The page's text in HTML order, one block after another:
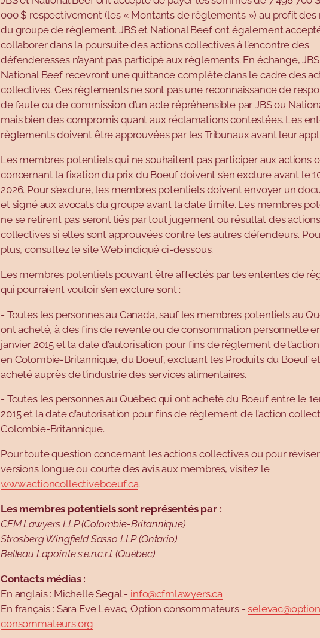
000 $ respectivement (les « Montants de règlements ») au profit des
du groupe de règlement. JBS et National Beef ont également
collaborer dans la poursuite des actions collectives à l’encontre des
défenderesses n’ayant pas participé aux règlements. En échange,
National Beef recevront une quittance complète dans le cadre des
collectives. Ces règlements ne sont pas une reconnaissance de
de faute ou de commission d’un acte répréhensible par JBS ou
mais bien des compromis quant aux réclamations contestées. Les
règlements doivent être approuvées par les Tribunaux avant leur
Les membres potentiels qui ne souhaitent pas participer aux actions
concernant la fixation du prix du Boeuf doivent s’en exclure avant le
2026. Pour s’exclure, les membres potentiels doivent envoyer un
et signé aux avocats du groupe avant la date limite. Les membres
ne se retirent pas seront liés par tout jugement ou résultat des actions
collectives si elles sont approuvées contre les autres défendeurs.
plus, consultez le site Web indiqué ci-dessous.
Les membres potentiels pouvant être affectés par les ententes de
qui pourraient vouloir s’en exclure sont :
- Toutes les personnes au Canada, sauf les membres potentiels au
ont acheté, à des fins de revente ou de consommation personnelle
janvier 2015 et la date d’autorisation pour fins de règlement de
en Colombie-Britannique, du Boeuf, excluant les Produits du Boeuf
acheté auprès de l’industrie des services alimentaires.
- Toutes les personnes au Québec qui ont acheté du Boeuf entre le
2015 et la date d’autorisation pour fins de règlement de l’action
Colombie-Britannique.
Pour toute question concernant les actions collectives ou pour
versions longue ou courte des avis aux membres, visitez le
www.actioncollectiveboeuf.ca.
Les membres potentiels sont représentés par :
CFM Lawyers LLP (Colombie-Britannique)
Strosberg Wingfield Sasso LLP (Ontario)
Belleau Lapointe s.e.n.c.r.l. (Québec)
Contacts médias :
En anglais : Michelle Segal - info@cfmlawyers.ca
En français : Sara Eve Levac, Option consommateurs -
consommateurs.org